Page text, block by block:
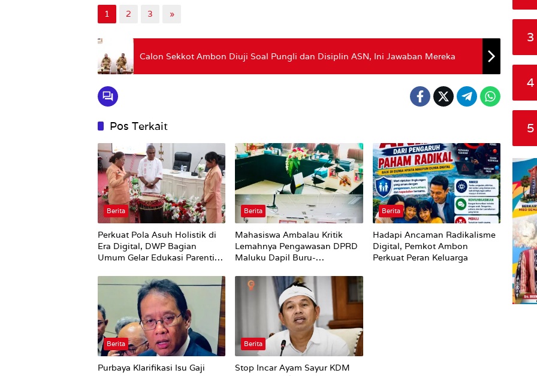
pendek, atau berita, otak
terbiasa berpindah perhatian
dengan cepat. Hal ini
pada satu hal dalam waktu
lama, melansir Expert Editor.
Akibatnya, seseorang…
1 2 3 »
Calon Sekkot Ambon Diuji Soal Pungli dan Disiplin ASN, Ini Jawaban Mereka
Pos Terkait
Berita
Perkuat Pola Asuh Holistik di
Era Digital, DWP Bagian
Umum Gelar Edukasi Parenting
Berita
Mahasiswa Ambalau Kritik
Lemahnya Pengawasan DPRD
Maluku Dapil Buru-
Perubahan Status Jalan
Berita
Hadapi Ancaman Radikalisme
Digital, Pemkot Ambon
Perkuat Peran Keluarga
Berita
Purbaya Klarifikasi Isu Gaji
Berita
Stop Incar Ayam Sayur KDM
3
4
5